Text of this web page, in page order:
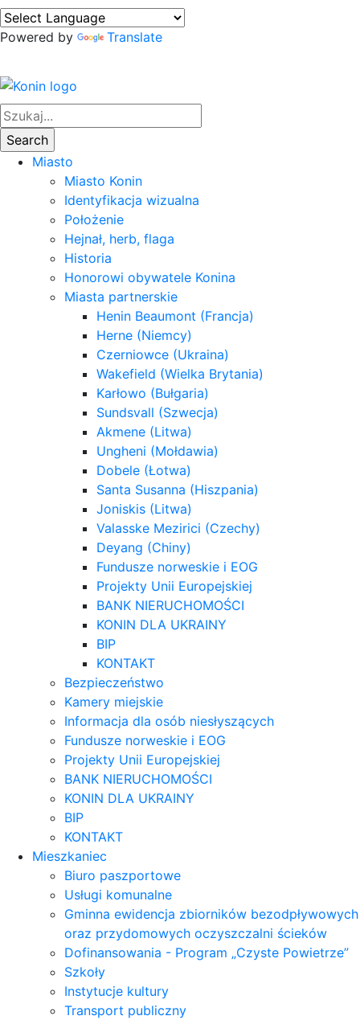
Powered by Translate
Miasto
Miasto Konin
Identyfikacja wizualna
Położenie
Hejnał, herb, flaga
Historia
Honorowi obywatele Konina
Miasta partnerskie
Henin Beaumont (Francja)
Herne (Niemcy)
Czerniowce (Ukraina)
Wakefield (Wielka Brytania)
Karłowo (Bułgaria)
Sundsvall (Szwecja)
Akmene (Litwa)
Ungheni (Mołdawia)
Dobele (Łotwa)
Santa Susanna (Hiszpania)
Joniskis (Litwa)
Valasske Mezirici (Czechy)
Deyang (Chiny)
Fundusze norweskie i EOG
Projekty Unii Europejskiej
BANK NIERUCHOMOŚCI
KONIN DLA UKRAINY
BIP
KONTAKT
Bezpieczeństwo
Kamery miejskie
Informacja dla osób niesłyszących
Fundusze norweskie i EOG
Projekty Unii Europejskiej
BANK NIERUCHOMOŚCI
KONIN DLA UKRAINY
BIP
KONTAKT
Mieszkaniec
Biuro paszportowe
Usługi komunalne
Gminna ewidencja zbiorników bezodpływowych
oraz przydomowych oczyszczalni ścieków
Dofinansowania - Program „Czyste Powietrze”
Szkoły
Instytucje kultury
Transport publiczny